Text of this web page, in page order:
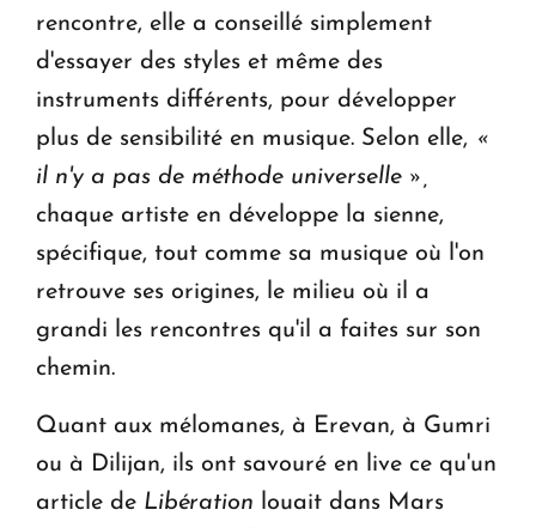
rencontre, elle a conseillé simplement
d'essayer des styles et même des
instruments différents, pour développer
plus de sensibilité en musique. Selon elle, «
il n'y a pas de méthode universelle »,
chaque artiste en développe la sienne,
spécifique, tout comme sa musique où l'on
retrouve ses origines, le milieu où il a
grandi les rencontres qu'il a faites sur son
chemin.
Quant aux mélomanes, à Erevan, à Gumri
ou à Dilijan, ils ont savouré en live ce qu'un
article de Libération louait dans Mars